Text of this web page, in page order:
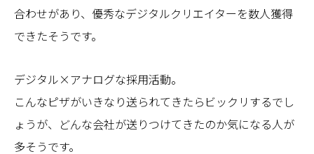
合わせがあり、優秀なデジタルクリエイターを数人獲得
できたそうです。
デジタル×アナログな採用活動。
こんなピザがいきなり送られてきたらビックリするでし
ょうが、どんな会社が送りつけてきたのか気になる人が
多そうです。